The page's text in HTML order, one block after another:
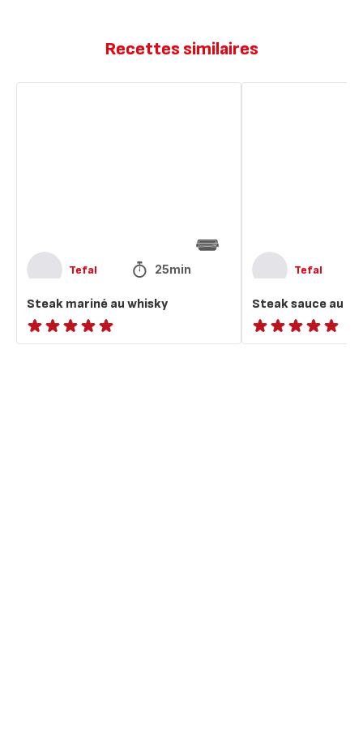
Recettes similaires
Tefal 25min
Steak mariné au whisky
ratings.NaN
Tefal
Steak sauce au
ratings.NaN